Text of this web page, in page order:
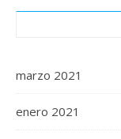
marzo 2021
enero 2021